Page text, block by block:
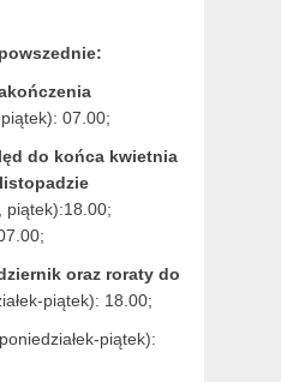
07.00;
do końca kwietnia
piątek):18.00;
oraz roraty do
piątek): 18.00;
piątek):